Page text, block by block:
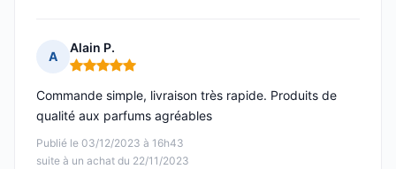
A
Alain P.
Note : 5 sur 5
Publié le 03/12/2023 à 16h43
suite à un achat du 22/11/2023
Commande simple, livraison très rapide. Produits de
qualité aux parfums agréables